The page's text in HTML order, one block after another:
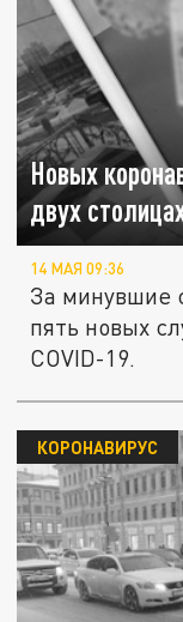
Новых
двух
14 МАЯ 09:36
За минувшие
пять новых
COVID-19.
КОРОНАВИРУС